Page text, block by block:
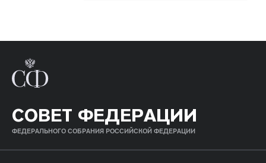
СОВЕТ ФЕДЕРАЦИИ
ФЕДЕРАЛЬНОГО СОБРАНИЯ РОССИЙСКОЙ ФЕДЕРАЦИИ